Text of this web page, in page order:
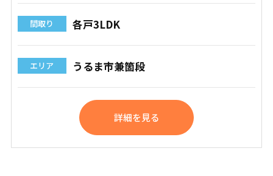
間取り 各戸3LDK
エリア うるま市兼箇段
詳細を見る